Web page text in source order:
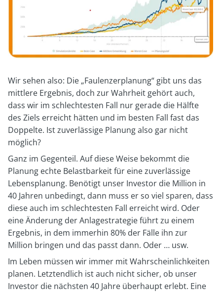
Wir sehen also: Die „Faulenzerplanung“ gibt uns das
mittlere Ergebnis, doch zur Wahrheit gehört auch,
dass wir im schlechtesten Fall nur gerade die Hälfte
des Ziels erreicht hätten und im besten Fall fast das
Doppelte. Ist zuverlässige Planung also gar nicht
möglich?
Ganz im Gegenteil. Auf diese Weise bekommt die
Planung echte Belastbarkeit für eine zuverlässige
Lebensplanung. Benötigt unser Investor die Million in
40 Jahren unbedingt, dann muss er so viel sparen, dass
diese auch im schlechtesten Fall erreicht wird. Oder
eine Änderung der Anlagestrategie führt zu einem
Ergebnis, in dem immerhin 80% der Fälle ihn zur
Million bringen und das passt dann. Oder … usw.
Im Leben müssen wir immer mit Wahrscheinlichkeiten
planen. Letztendlich ist auch nicht sicher, ob unser
Investor die nächsten 40 Jahre überhaupt erlebt. Eine